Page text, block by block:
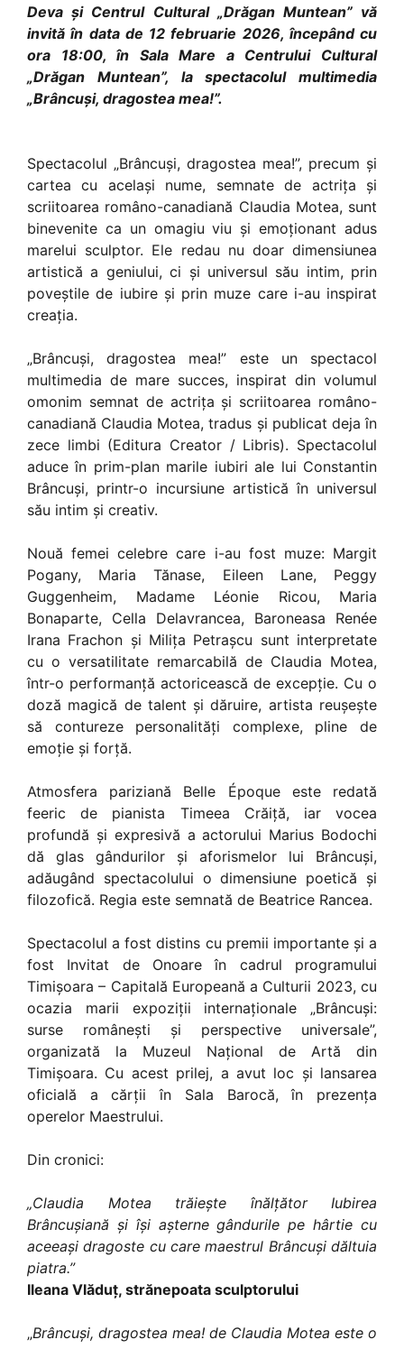
Deva și Centrul Cultural „Drăgan Muntean” vă
invită în data de 12 februarie 2026, începând cu
ora 18:00, în Sala Mare a Centrului Cultural
„Drăgan Muntean”, la spectacolul multimedia
„Brâncuși, dragostea mea!”.
Spectacolul „Brâncuși, dragostea mea!”, precum și
cartea cu același nume, semnate de actrița și
scriitoarea româno-canadiană Claudia Motea, sunt
binevenite ca un omagiu viu și emoționant adus
marelui sculptor. Ele redau nu doar dimensiunea
artistică a geniului, ci și universul său intim, prin
poveștile de iubire și prin muze care i-au inspirat
creația.
„Brâncuși, dragostea mea!” este un spectacol
multimedia de mare succes, inspirat din volumul
omonim semnat de actrița și scriitoarea româno-
canadiană Claudia Motea, tradus și publicat deja în
zece limbi (Editura Creator / Libris). Spectacolul
aduce în prim-plan marile iubiri ale lui Constantin
Brâncuși, printr-o incursiune artistică în universul
său intim și creativ.
Nouă femei celebre care i-au fost muze: Margit
Pogany, Maria Tănase, Eileen Lane, Peggy
Guggenheim, Madame Léonie Ricou, Maria
Bonaparte, Cella Delavrancea, Baroneasa Renée
Irana Frachon și Milița Petrașcu sunt interpretate
cu o versatilitate remarcabilă de Claudia Motea,
într-o performanță actoricească de excepție. Cu o
doză magică de talent și dăruire, artista reușește
să contureze personalități complexe, pline de
emoție și forță.
Atmosfera pariziană Belle Époque este redată
feeric de pianista Timeea Crăiță, iar vocea
profundă și expresivă a actorului Marius Bodochi
dă glas gândurilor și aforismelor lui Brâncuși,
adăugând spectacolului o dimensiune poetică și
filozofică. Regia este semnată de Beatrice Rancea.
Spectacolul a fost distins cu premii importante și a
fost Invitat de Onoare în cadrul programului
Timișoara – Capitală Europeană a Culturii 2023, cu
ocazia marii expoziții internaționale „Brâncuși:
surse românești și perspective universale”,
organizată la Muzeul Național de Artă din
Timișoara. Cu acest prilej, a avut loc și lansarea
oficială a cărții în Sala Barocă, în prezența
operelor Maestrului.
Din cronici:
„Claudia Motea trăiește înălțător Iubirea
Brâncușiană și își așterne gândurile pe hârtie cu
aceeași dragoste cu care maestrul Brâncuși dăltuia
piatra.”
Ileana Vlăduț, strănepoata sculptorului
„Brâncuși, dragostea mea! de Claudia Motea este o